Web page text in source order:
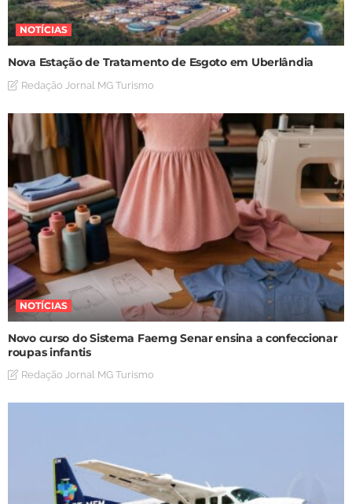
NOTÍCIAS
Nova Estação de Tratamento de Esgoto em Uberlândia
Redação Jornal MG Turismo
NOTÍCIAS
Novo curso do Sistema Faemg Senar ensina a confeccionar
roupas infantis
Redação Jornal MG Turismo